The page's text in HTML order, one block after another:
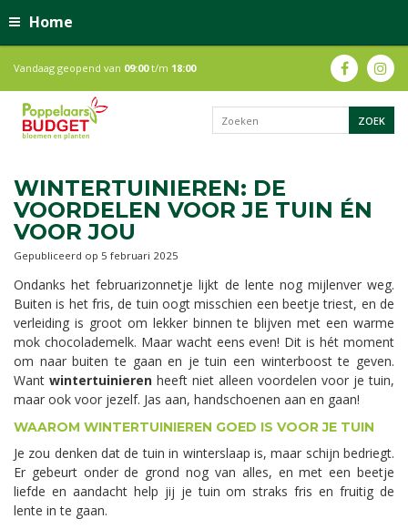
Home
Vandaag geopend van 09:00t/m 18:00
WINTERTUINIEREN: DE
VOORDELEN VOOR JE TUIN ÉN
VOOR JOU
Gepubliceerd op 5 februari 2025
Ondanks het februarizonnetje lijkt de lente nog mijlenver weg.
Buiten is het fris, de tuin oogt misschien een beetje triest, en de
verleiding is groot om lekker binnen te blijven met een warme
mok chocolademelk. Maar wacht eens even! Dit is hét moment
om naar buiten te gaan en je tuin een winterboost te geven.
Want wintertuinieren heeft niet alleen voordelen voor je tuin,
maar ook voor jezelf. Jas aan, handschoenen aan en gaan!
WAAROM WINTERTUINIEREN GOED IS VOOR JE TUIN
Je zou denken dat de tuin in winterslaap is, maar schijn bedriegt.
Er gebeurt onder de grond nog van alles, en met een beetje
liefde en aandacht help jij je tuin om straks fris en fruitig de
lente in te gaan.